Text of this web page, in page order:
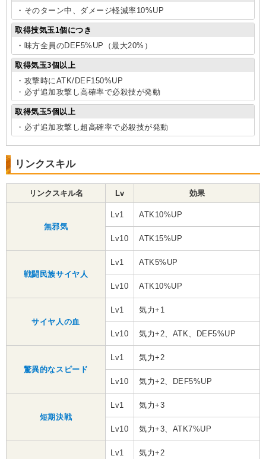
・そのターン中、ダメージ軽減率10%UP
取得技気玉1個につき
・味方全員のDEF5%UP（最大20%）
取得気玉3個以上
・攻撃時にATK/DEF150%UP
・必ず追加攻撃し高確率で必殺技が発動
取得気玉5個以上
・必ず追加攻撃し超高確率で必殺技が発動
リンクスキル
リンクスキル名 Lv 効果
無邪気
Lv1 ATK10%UP
Lv10 ATK15%UP
戦闘民族サイヤ人
Lv1 ATK5%UP
Lv10 ATK10%UP
サイヤ人の血
Lv1 気力+1
Lv10 気力+2、ATK、DEF5%UP
驚異的なスピード
Lv1 気力+2
Lv10 気力+2、DEF5%UP
短期決戦
Lv1 気力+3
Lv10 気力+3、ATK7%UP
Lv1 気力+2